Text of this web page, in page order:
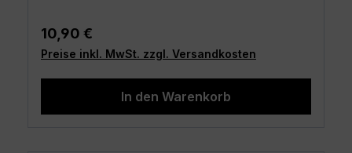
Regulärer Preis:
10,90 €
Preise inkl. MwSt. zzgl. Versandkosten
In den Warenkorb